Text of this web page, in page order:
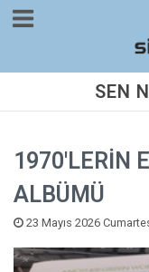
SEN
1970'LERİN
ALBÜMÜ
23 Mayıs 2026